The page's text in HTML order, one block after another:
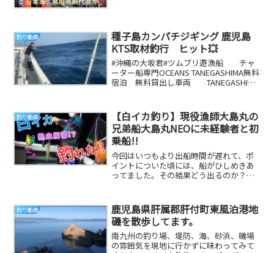
釣り動画
種子島カンパチジギング 鹿児島
KTS取材釣行 ヒット💥
#沖縄の大坂君#ツムブリ遊漁船 チャ
ーター船専門OCEANS TANEGASHIMA無料
宿泊 無料貸出し車両 TANEGASHIMA
釣り動画
【白イカ釣り】現役漁師大島丸の
兄弟船大島丸NEOに未経験者と初
乗船!!
今回はいつもより出船時間が遅れて、ポ
イントについた頃には、船がひしめきあ
ってました。その結果どう出るのか？攻
釣り動画
鹿児島県肝属郡肝付町東風泊港地
磯を散歩してます。
南九州の釣り場、堤防、海、砂浜、磯場
の雰囲気を現地に行かずに味わってみて